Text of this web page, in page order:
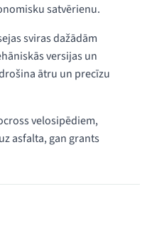
satvērienu.
sviras dažādām
versijas un
ātru un precīzu
velosipēdiem,
asfalta, gan grants
sviras